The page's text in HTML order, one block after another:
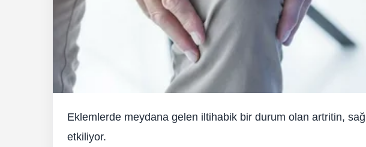
Eklemlerde meydana gelen iltihabik bir durum olan artritin,
etkiliyor.